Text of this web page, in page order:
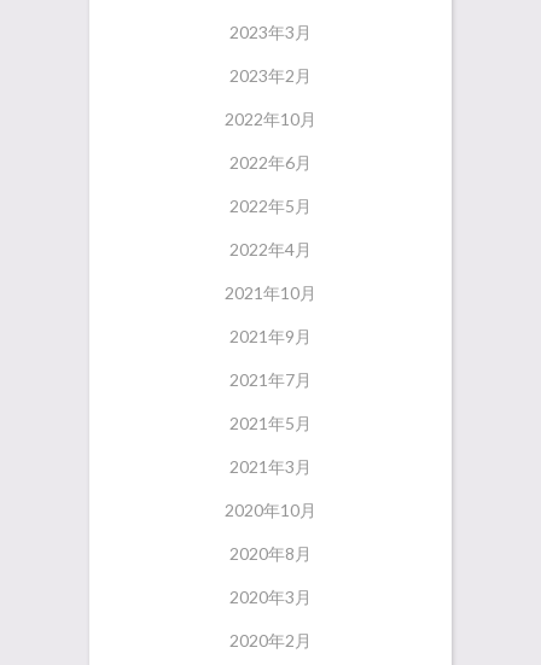
2023年3月
2023年2月
2022年10月
2022年6月
2022年5月
2022年4月
2021年10月
2021年9月
2021年7月
2021年5月
2021年3月
2020年10月
2020年8月
2020年3月
2020年2月